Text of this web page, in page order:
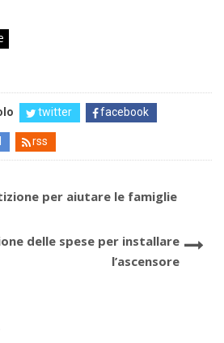
twitter facebook
rss
per aiutare le famiglie
delle spese per installare
l’ascensore